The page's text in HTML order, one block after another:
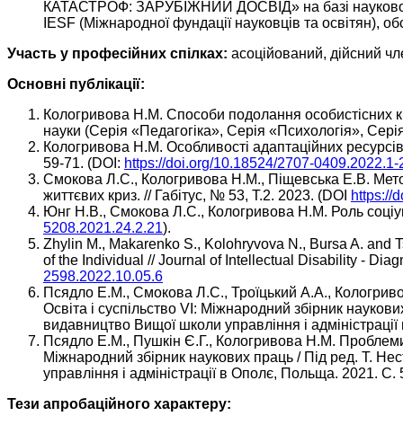
КАТАСТРОФ: ЗАРУБІЖНИЙ ДОСВІД» на базі науково-
IESF (Міжнародної фундації науковців та освітян),
Участь у професійних спілках: асоційований, дійсний
Основні публікації:
Кологривова Н.М. Способи подолання особистісних
науки (Серія «Педагогіка», Серія «Психологія»,
Кологривова Н.М. Особливості адаптаційних
59-71. (DOI: https://doi.org/10.18524/2707-
Смокова Л.С., Кологривова Н.М., Пiщевська Е.В.
життєвих криз. // Габітус, № 53, Т.2. 2023. (DOI https://
Юнг Н.В., Смокова Л.С., Кологривова Н.М. Роль
5208.2021.24.2.21).
Zhylin M., Makarenko S., Kolohryvova N., Bursa A. and
of the Individual // Journal of Intellectual Disability -
2598.2022.10.05.6
Псядло Е.М., Смокова Л.С., Троїцький А.А.,
Освіта і суспільство VI: Міжнародний збірник
видавництво Вищої школи управління і
Псядло Е.М., Пушкін Є.Г., Кологривова Н.М. Проблеми
Міжнародний збірник наукових праць / Під ред. Т.
управління і адміністрації в Ополє, Польща. 2021. C.
Тези апробаційного характеру: